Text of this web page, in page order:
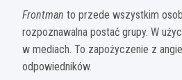
Frontman to przede wszystkim
rozpoznawalna postać grupy. W
w mediach. To zapożyczenie z
odpowiedników.